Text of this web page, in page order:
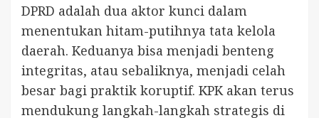
DPRD adalah dua aktor kunci dalam
menentukan hitam-putihnya tata kelola
daerah. Keduanya bisa menjadi benteng
integritas, atau sebaliknya, menjadi celah
besar bagi praktik koruptif. KPK akan terus
mendukung langkah-langkah strategis di